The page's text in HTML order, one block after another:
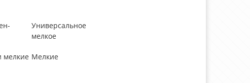
Универсальное
мелкое
мелкие Мелкие